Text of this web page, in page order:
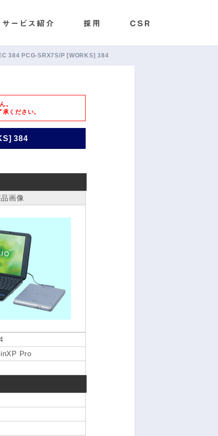
384 PCG-SRX7S/P [WORKS] 384
。
ください。
384
画像
Pro